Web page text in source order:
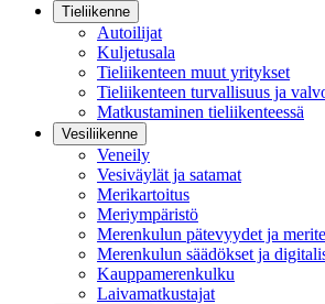
Tieliikenne
Autoilijat
Kuljetusala
Tieliikenteen muut yritykset
Tieliikenteen turvallisuus ja
Matkustaminen tieliikenteessä
Vesiliikenne
Veneily
Vesiväylät ja satamat
Merikartoitus
Meriympäristö
Merenkulun pätevyydet ja
Merenkulun säädökset ja
Kauppamerenkulku
Laivamatkustajat